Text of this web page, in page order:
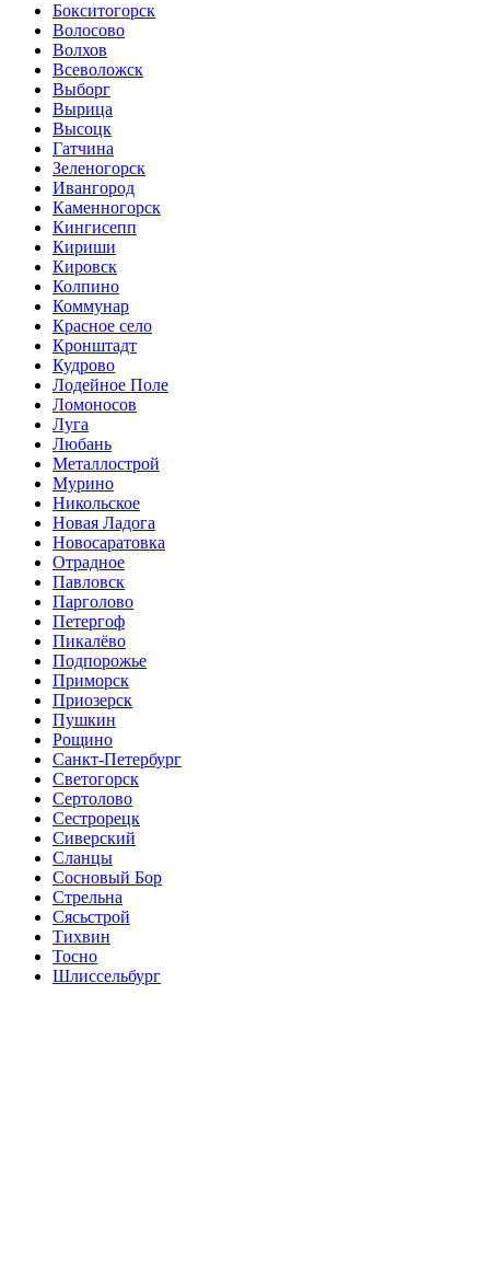
Бокситогорск
Волосово
Волхов
Всеволожск
Выборг
Вырица
Высоцк
Гатчина
Зеленогорск
Ивангород
Каменногорск
Кингисепп
Кириши
Кировск
Колпино
Коммунар
Красное село
Кронштадт
Кудрово
Лодейное Поле
Ломоносов
Луга
Любань
Металлострой
Мурино
Никольское
Новая Ладога
Новосаратовка
Отрадное
Павловск
Парголово
Петергоф
Пикалёво
Подпорожье
Приморск
Приозерск
Пушкин
Рощино
Санкт-Петербург
Светогорск
Сертолово
Сестрорецк
Сиверский
Сланцы
Сосновый Бор
Стрельна
Сясьстрой
Тихвин
Тосно
Шлиссельбург